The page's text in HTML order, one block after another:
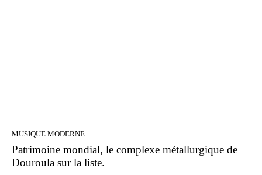
MUSIQUE MODERNE
Patrimoine mondial, le complexe métallurgique de
Douroula sur la liste.